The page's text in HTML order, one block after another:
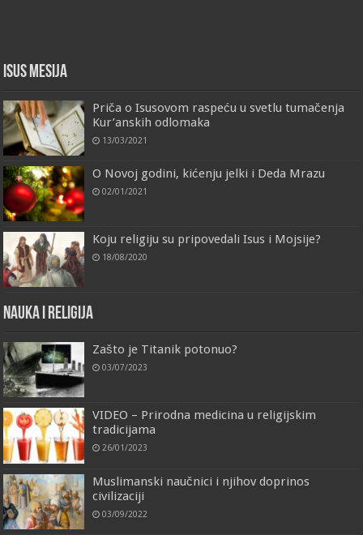
Isus Mesija
Priča o Isusovom raspeću u svetlu tumačenja
Kur’anskih odlomaka
13/03/2021
O Novoj godini, kićenju jelki i Deda Mrazu
02/01/2021
Koju religiju su pripovedali Isus i Mojsije?
18/08/2020
Nauka i religija
Zašto je Titanik potonuo?
03/07/2023
VIDEO – Prirodna medicina u religijskim
tradicijama
26/01/2023
Muslimanski naučnici i njihov doprinos
civilizaciji
03/09/2022